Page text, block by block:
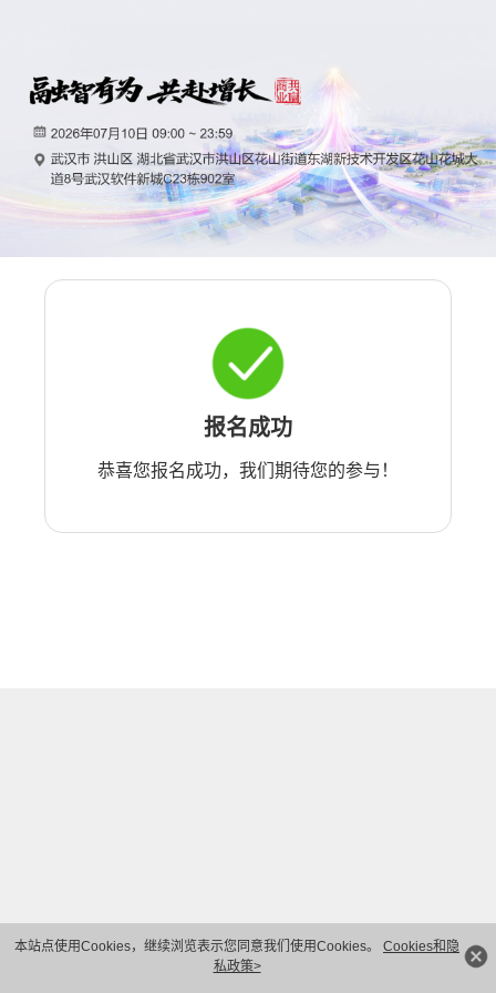
本站点使用Cookies，继续浏览表示您同意我们使用Cookies。 Cookies和隐
私政策>
报名成功
恭喜您报名成功，我们期待您的参与！